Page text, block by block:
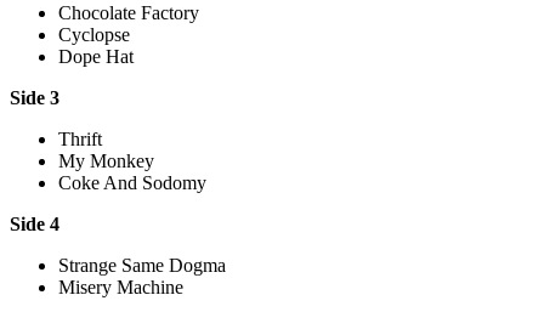
Chocolate Factory
Cyclopse
Dope Hat
Side 3
Thrift
My Monkey
Coke And Sodomy
Side 4
Strange Same Dogma
Misery Machine